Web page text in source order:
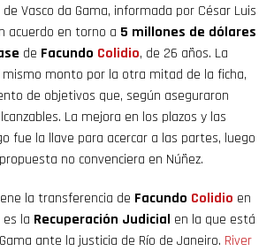
Vasco da Gama, informada por César Luis
acuerdo en torno a 5 millones de dólares
de Facundo Colidio, de 26 años. La
mismo monto por la otra mitad de la ficha,
de objetivos que, según aseguraron
La mejora en los plazos y las
fue la llave para acercar a las partes, luego
no convenciera en Núñez.
la transferencia de Facundo Colidio en
la Recuperación Judicial en la que está
ante la justicia de Río de Janeiro. River